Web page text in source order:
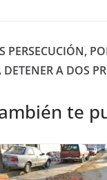
PERSECUCIÓN,
DETENER A DOS
te